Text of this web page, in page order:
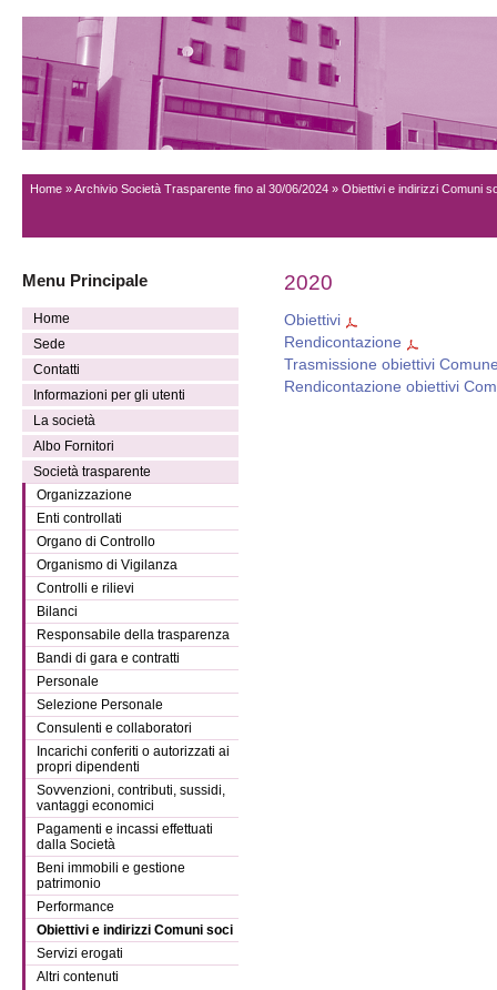
Home »Archivio Società Trasparente fino al 30/06/2024 » Obiettivi e indirizzi Comuni
Menu Principale
Home
Sede
Contatti
Informazioni per gli utenti
La società
Albo Fornitori
Società trasparente
Organizzazione
Enti controllati
Organo di Controllo
Organismo di Vigilanza
Controlli e rilievi
Bilanci
Responsabile della trasparenza
Bandi di gara e contratti
Personale
Selezione Personale
Consulenti e collaboratori
Incarichi conferiti o autorizzati ai
propri dipendenti
Sovvenzioni, contributi, sussidi,
vantaggi economici
Pagamenti e incassi effettuati
dalla Società
Beni immobili e gestione
patrimonio
Performance
Obiettivi e indirizzi Comuni soci
Servizi erogati
Altri contenuti
2020
Obiettivi
Rendicontazione
Trasmissione obiettivi
Rendicontazione obiettivi